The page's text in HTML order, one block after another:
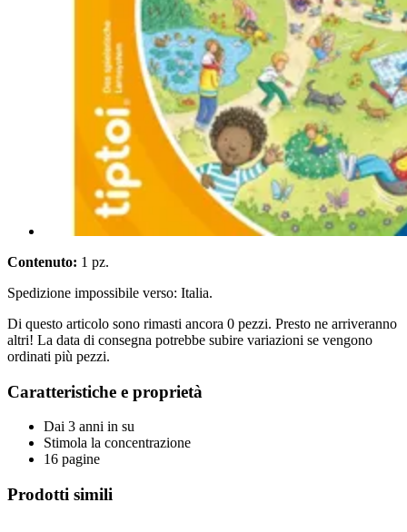
Contenuto: 1 pz.
Spedizione impossibile verso: Italia.
Di questo articolo sono rimasti ancora 0 pezzi. Presto ne arriveranno
altri! La data di consegna potrebbe subire variazioni se vengono
ordinati più pezzi.
Caratteristiche e proprietà
Dai 3 anni in su
Stimola la concentrazione
16 pagine
Prodotti simili